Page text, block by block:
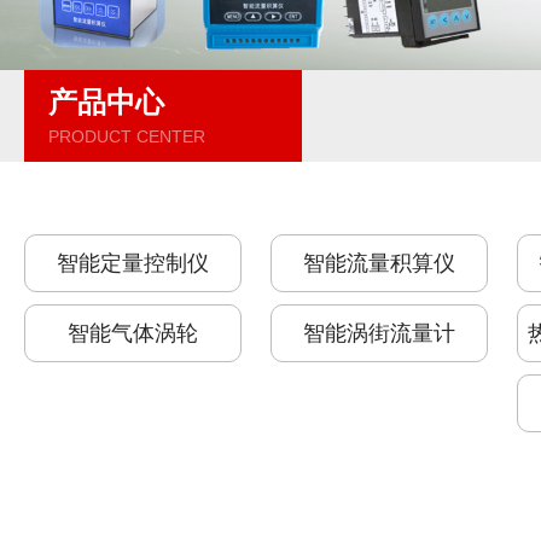
产品中心
PRODUCT CENTER
智能定量控制仪 智能流量积算仪
智能气体涡轮 智能涡街流量计